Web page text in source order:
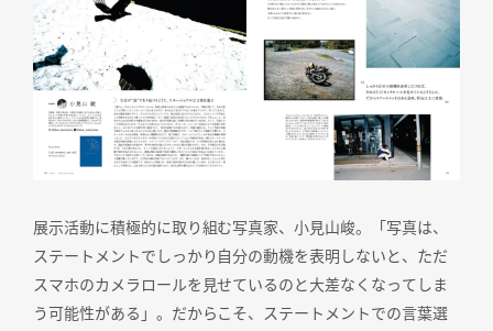
展示活動に積極的に取り組む写真家、小見山峻。「写真は、
ステートメントでしっかり自分の動機を表明しないと、ただ
スマホのカメラロールを見せているのと大差なくなってしま
う可能性がある」。だからこそ、ステートメントでの言葉選